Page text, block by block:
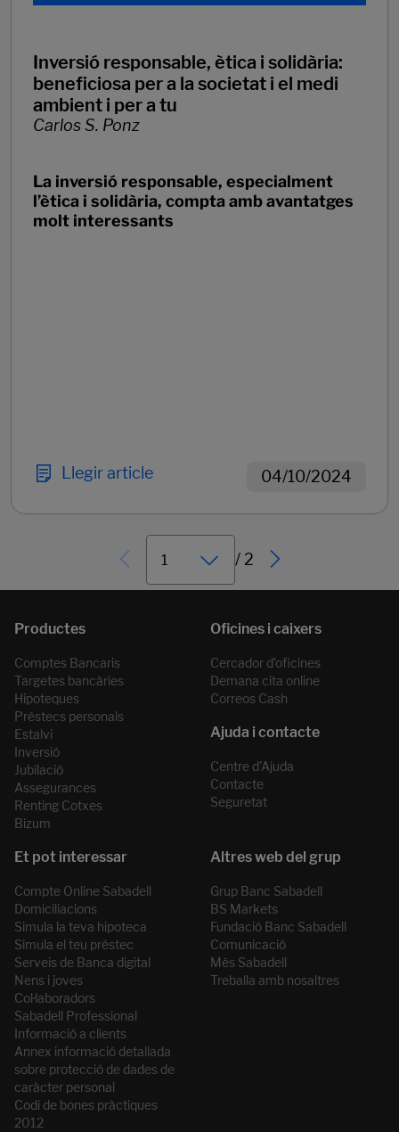
Inversió responsable, ètica i solidària:
beneficiosa per a la societat i el medi
ambient i per a tu
Carlos S. Ponz
La inversió responsable, especialment
l’ètica i solidària, compta amb avantatges
molt interessants
Llegir article 04/10/2024
/ 2
Comptes Bancaris
Targetes bancàries
Hipoteques
Préstecs personals
Estalvi
Inversió
Jubilació
Assegurances
Renting Cotxes
Bizum
Cercador d’oficines
Demana cita online
Correos Cash
Centre d’Ajuda
Contacte
Seguretat
Compte Online Sabadell
Domiciliacions
Simula la teva hipoteca
Simula el teu préstec
Serveis de Banca digital
Nens i joves
Col·laboradors
Sabadell Professional
Informació a clients
Annex informació detallada
sobre protecció de dades de
caràcter personal
Codi de bones pràctiques
2012
Grup Banc Sabadell
BS Markets
Fundació Banc Sabadell
Comunicació
Més Sabadell
Treballa amb nosaltres